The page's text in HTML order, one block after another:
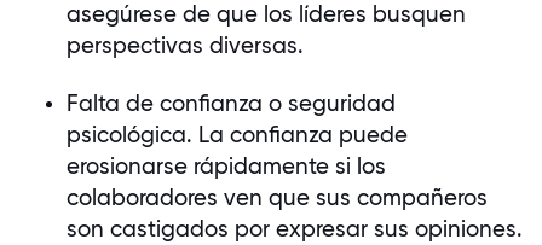
asegúrese de que los líderes busquen
perspectivas diversas.
Falta de confianza o seguridad
psicológica. La confianza puede
erosionarse rápidamente si los
colaboradores ven que sus compañeros
son castigados por expresar sus opiniones.